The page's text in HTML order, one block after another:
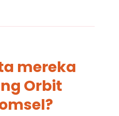
mereka
Orbit